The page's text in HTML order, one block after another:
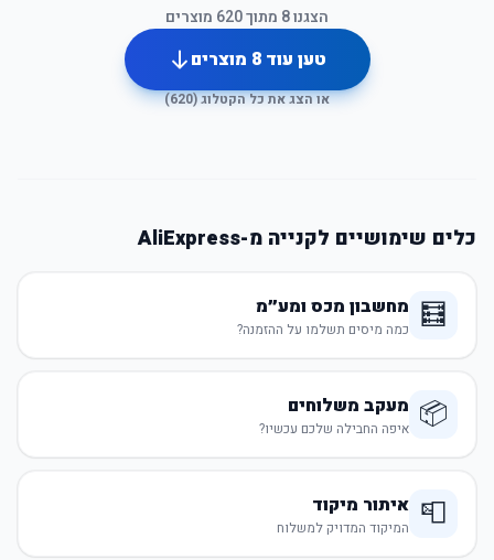
הצגנו8 מתוך620 מוצרים
טען עוד8 מוצרים
או הצג את כל הקטלוג (620
)
כלים שימושיים לקנייה מ-AliExpress
🧮 מחשבון מכס ומע״מ
כמה מיסים תשלמו על ההזמנה?
📦 מעקב משלוחים
איפה החבילה שלכם עכשיו?
📮 איתור מיקוד
המיקוד המדויק למשלוח